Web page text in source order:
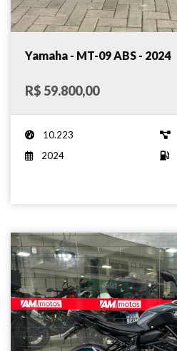
Yamaha - MT-09 ABS - 2024
R$ 59.800,00
10.223
2024